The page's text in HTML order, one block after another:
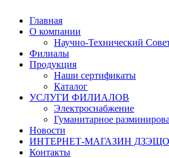
Главная
О компании
Научно-Технический
Филиалы
Продукция
Наши сертификаты
Каталог
УСЛУГИ ФИЛИАЛОВ
Электроснабжение
Гуманитарное
Новости
ИНТЕРНЕТ-МАГАЗИН
Контакты